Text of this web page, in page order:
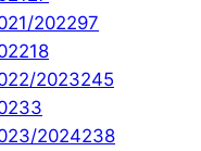
202297
18
2023245
3
2024238